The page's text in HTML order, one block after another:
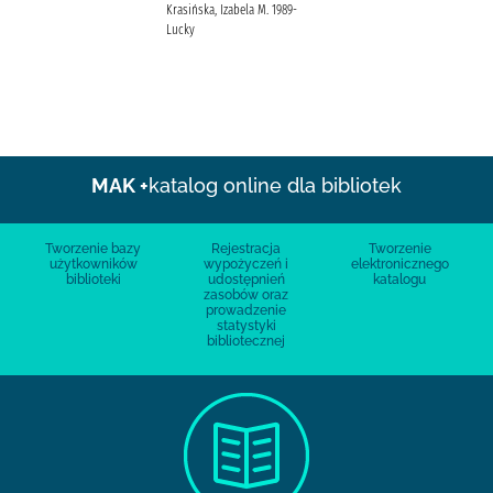
Krasińska, Izabela M. 1989-
Lucky
MAK +katalog online dla bibliotek
Tworzenie bazy
użytkowników
biblioteki
Rejestracja
wypożyczeń i
udostępnień
zasobów oraz
prowadzenie
statystyki
bibliotecznej
Tworzenie
elektronicznego
katalogu